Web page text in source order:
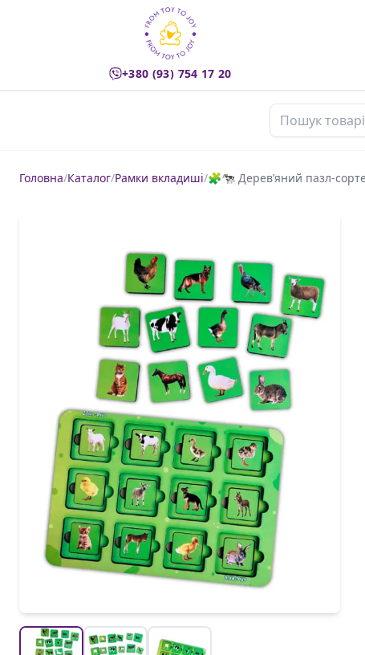
+380 (93) 754 17 20
Пошук товарів
Головна/Каталог/Рамки вкладиші/🧩🐄 Дерев’яний пазл-